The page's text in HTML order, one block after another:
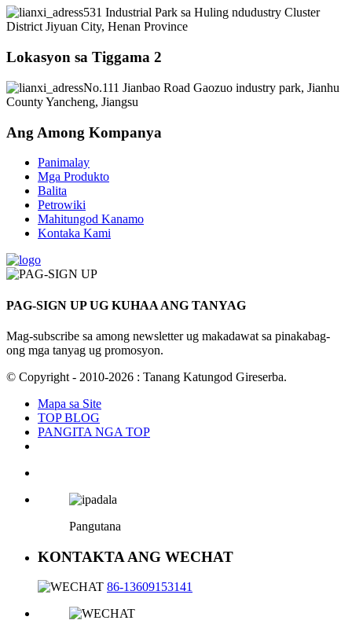
531 Industrial Park sa Huling ndudustry Cluster
District Jiyuan City, Henan Province
Lokasyon sa Tiggama 2
No.111 Jianbao Road Gaozuo industry park, Jianhu
County Yancheng, Jiangsu
Ang Among Kompanya
Panimalay
Mga Produkto
Balita
Petrowiki
Mahitungod Kanamo
Kontaka Kami
PAG-SIGN UP UG KUHAA ANG TANYAG
Mag-subscribe sa among newsletter ug makadawat sa pinakabag-
ong mga tanyag ug promosyon.
© Copyright - 2010-2026 : Tanang Katungod Gireserba.
Mapa sa Site
TOP BLOG
PANGITA NGA TOP
Pangutana
KONTAKTA ANG WECHAT
86-13609153141